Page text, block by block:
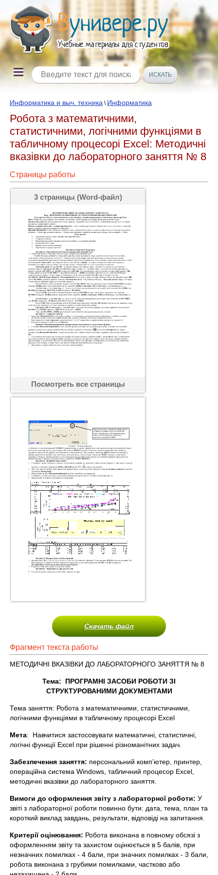
Информатика и выч. техника \ Информатика
Робота з математичними,
статистичними, логічними функціями в
табличному процесорі Excel: Методичні
вказівки до лабораторного заняття № 8
Страницы работы
3 страницы (Word-файл)
Посмотреть все страницы
Скачать файл
Фрагмент текста работы
МЕТОДИЧНІ ВКАЗІВКИ ДО ЛАБОРАТОРНОГО ЗАНЯТТЯ № 8
Тема: ПРОГРАМНІ ЗАСОБИ РОБОТИ ЗІ
СТРУКТУРОВАНИМИ ДОКУМЕНТАМИ
Тема заняття: Робота з математичними, статистичними,
логічними функціями в табличному процесорі Excel
Мета: Навчитися застосовувати математичні, статистичні,
логічні функції Excel при рішенні різноманітних задач.
Забезпечення заняття: персональний комп’ютер, принтер,
операційна система Windows, табличний процесор Excel,
методичні вказівки до лабораторного заняття.
Вимоги до оформлення звіту з лабораторної роботи: У
звіті з лабораторної роботи повинно бути: дата, тема, план та
короткий виклад завдань, результати, відповіді на запитання.
Критерії оцінювання: Робота виконана в повному обсязі з
оформленням звіту та захистом оцінюється в 5 балів, при
незначних помилках - 4 бали, при значних помилках - 3 бали,
робота виконана з грубими помилками, частково або